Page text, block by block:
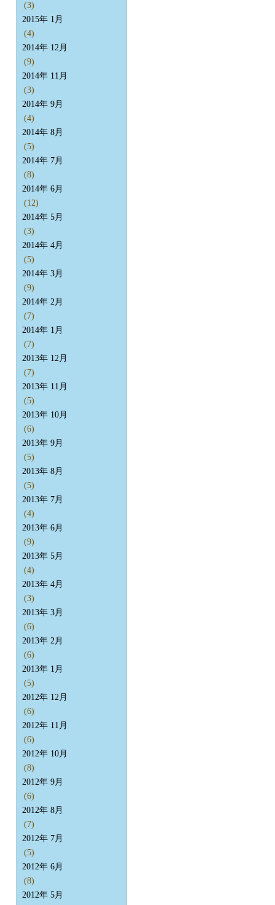
(3)
2015年 1月
(4)
2014年 12月
(9)
2014年 11月
(3)
2014年 9月
(4)
2014年 8月
(5)
2014年 7月
(8)
2014年 6月
(12)
2014年 5月
(3)
2014年 4月
(5)
2014年 3月
(9)
2014年 2月
(7)
2014年 1月
(7)
2013年 12月
(7)
2013年 11月
(5)
2013年 10月
(6)
2013年 9月
(5)
2013年 8月
(5)
2013年 7月
(4)
2013年 6月
(9)
2013年 5月
(4)
2013年 4月
(3)
2013年 3月
(6)
2013年 2月
(6)
2013年 1月
(5)
2012年 12月
(6)
2012年 11月
(6)
2012年 10月
(8)
2012年 9月
(6)
2012年 8月
(7)
2012年 7月
(5)
2012年 6月
(8)
2012年 5月